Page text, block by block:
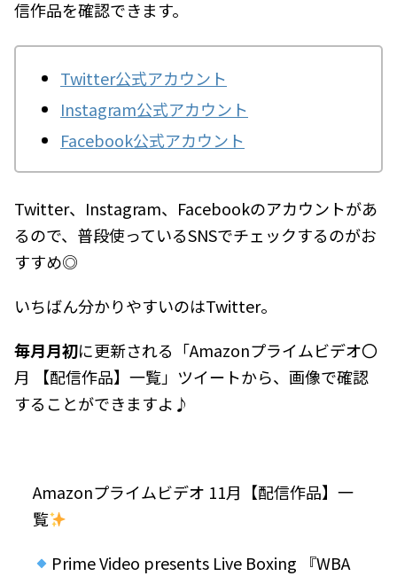
信作品を確認できます。
Twitter公式アカウント
Instagram公式アカウント
Facebook公式アカウント
Twitter、Instagram、Facebookのアカウントがあ
るので、普段使っているSNSでチェックするのがお
すすめ◎
いちばん分かりやすいのはTwitter。
毎月月初に更新される「Amazonプライムビデオ〇
月 【配信作品】一覧」ツイートから、画像で確認
することができますよ♪
Amazonプライムビデオ 11月【配信作品】一
覧
Prime Video presents Live Boxing 『WBA